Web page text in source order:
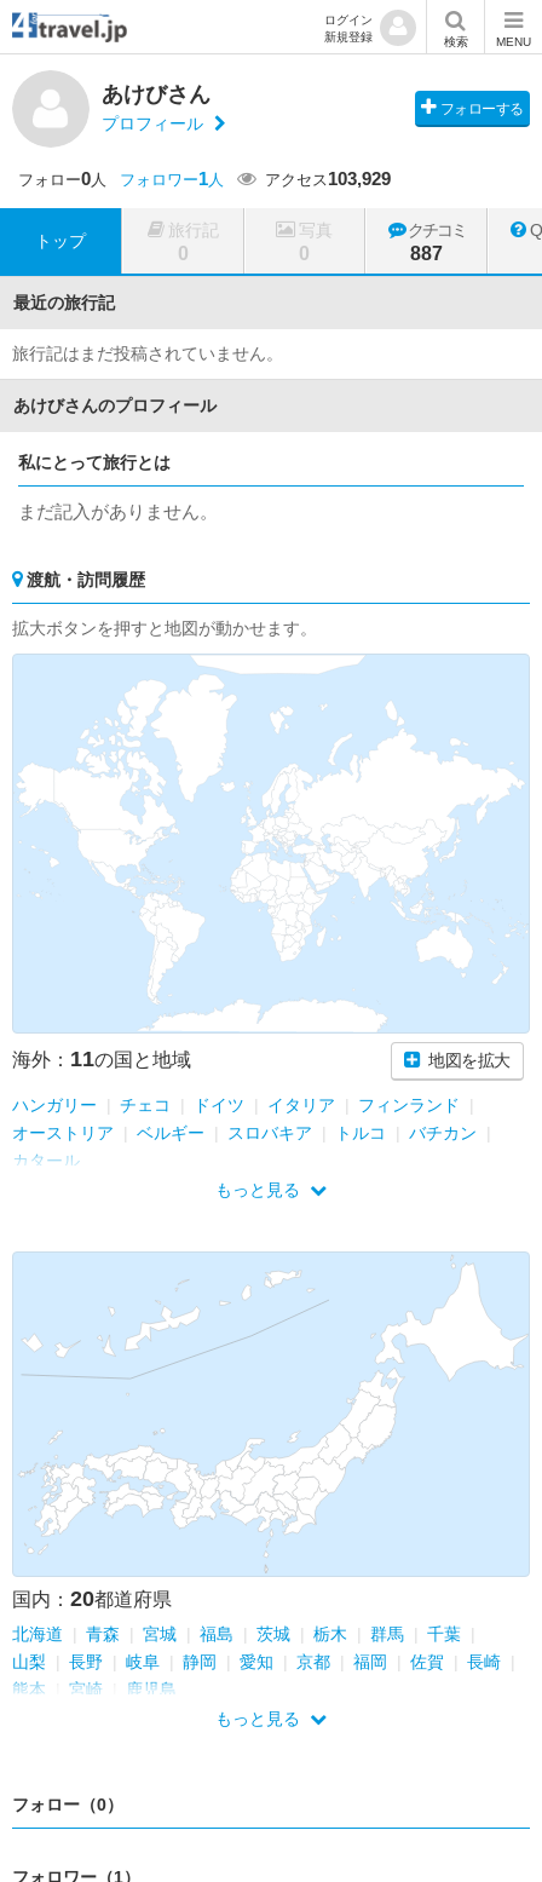
ログイン
新規登録
検索 MENU
あけびさん
プロフィール
フォローする
フォロー0人 フォロワー1人 アクセス103,929
トップ
旅行記
0
写真
0
クチコミ
887
最近の旅行記
旅行記はまだ投稿されていません。
あけびさんのプロフィール
私にとって旅行とは
まだ記入がありません。
渡航・訪問履歴
拡大ボタンを押すと地図が動かせます。
海外： 11の国と地域 地図を拡大
ハンガリー チェコ ドイツ イタリア
フィンランド
オーストリア
ベルギー スロバキア トルコ
バチカン
カタール
もっと見る
国内： 20都道府県
北海道 青森 宮城 福島 茨城 栃木 群馬
千葉
山梨
長野 岐阜 静岡 愛知 京都 福岡 佐賀
長崎
熊本
宮崎
鹿児島
もっと見る
フォロー（0）
フォロワー（1）